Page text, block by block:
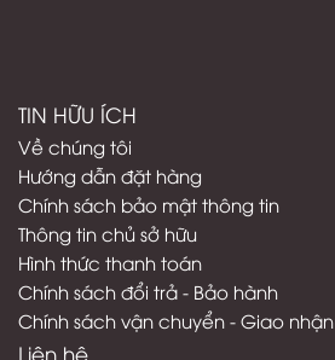
TIN HỮU ÍCH
Về chúng tôi
Hướng dẫn đặt hàng
Chính sách bảo mật thông tin
Thông tin chủ sở hữu
Hình thức thanh toán
Chính sách đổi trả - Bảo hành
Chính sách vận chuyển - Giao nhận
Liên hệ